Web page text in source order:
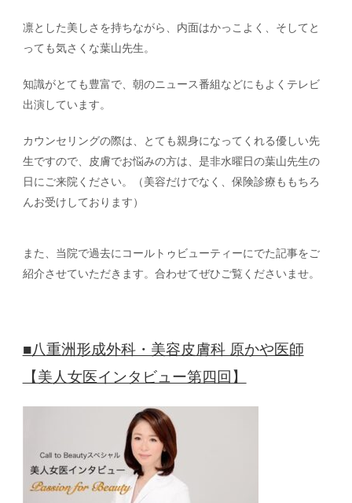
凛とした美しさを持ちながら、内面はかっこよく、そしてと
っても気さくな葉山先生。
知識がとても豊富で、朝のニュース番組などにもよくテレビ
出演しています。
カウンセリングの際は、とても親身になってくれる優しい先
生ですので、皮膚でお悩みの方は、是非水曜日の葉山先生の
日にご来院ください。（美容だけでなく、保険診療ももちろ
んお受けしております）
また、当院で過去にコールトゥビューティーにでた記事をご
紹介させていただきます。合わせてぜひご覧くださいませ。
■八重洲形成外科・美容皮膚科 原かや医師
【美人女医インタビュー第四回】